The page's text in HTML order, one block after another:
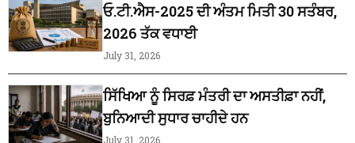
ਓ.ਟੀ.ਐਸ-2025 ਦੀ ਅੰਤਮ ਮਿਤੀ 30 ਸਤੰਬਰ,
2026 ਤੱਕ ਵਧਾਈ
July 31, 2026
ਸਿੱਖਿਆ ਨੂੰ ਸਿਰਫ਼ ਮੰਤਰੀ ਦਾ ਅਸਤੀਫ਼ਾ ਨਹੀਂ,
ਬੁਨਿਆਦੀ ਸੁਧਾਰ ਚਾਹੀਦੇ ਹਨ
July 31, 2026